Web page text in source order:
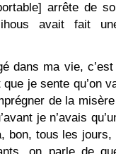
arrête de
avait fait
dans ma vie,
je sente qu’on
de la
je n’avais
bon, tous les